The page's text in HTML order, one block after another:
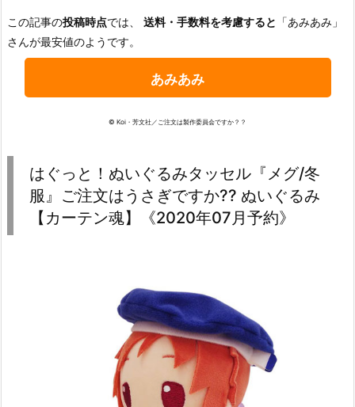
この記事の投稿時点では、 送料・手数料を考慮すると 「あみあみ」
さんが最安値のようです。
あみあみ
© Koi・芳文社／ご注文は製作委員会ですか？？
はぐっと！ぬいぐるみタッセル『メグ/冬
服』ご注文はうさぎですか?? ぬいぐるみ
【カーテン魂】《2020年07月予約》